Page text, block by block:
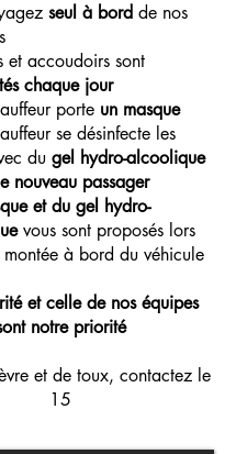
seul à bordde nos
et accoudoirs sont
chaque jour
porte un masque
se désinfecte les
du gel hydro-alcoolique
nouveau passager
et du gel hydro-
vous sont proposés lors
à bord du véhicule
et celle de nos équipes
notre priorité
et de toux, contactez le
15